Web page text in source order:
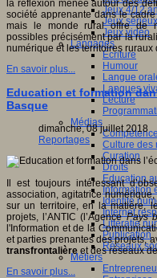
Jeux 4/12
Jeux sérieux
Jeux vidéo
Langages
Ecriture
Humour
Langue
Langues
Lecture
Médias
Culture des
Curation
Droits
Education
Information
Identité
Internet
Littératie
Publication
Réseaux
Métiers
la réflexion menée autour des
société apprenante dans le
mais le monde rural offre de
possibles précisément par la
numérique et les territoires ruraux
En savoir plus...
Education et formation
Basque
dimanche, 08 juillet 2018
Reportages
Il est toujours intéressant
association, agitatrice
sur un territoire, en la matière,
projets, l’ANTIC (l’AgencePays
l'Information et de la
et parties prenantes des projets,
transfrontalière et des réseaux
En savoir plus...